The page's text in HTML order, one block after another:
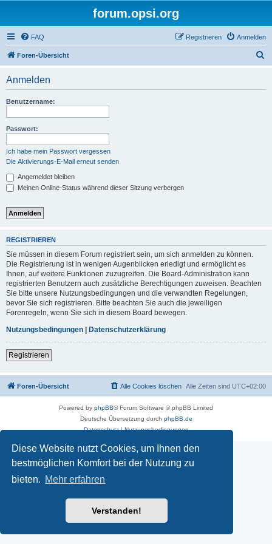
Diese Website nutzt Cookies, um Ihnen den
bestmöglichen Komfort bei der Nutzung zu
bieten. Mehr erfahren
Verstanden!
forum.opsi.org
FAQ Anmelden
Registrieren
Foren-Übersicht
Anmelden
Benutzername:
Passwort:
Ich habe mein Passwort vergessen
Die Aktivierungs-E-Mail erneut senden
Angemeldet bleiben
Meinen Online-Status während dieser Sitzung verbergen
REGISTRIEREN
Sie müssen in diesem Forum registriert sein, um sich anmelden zu können.
Die Registrierung ist in wenigen Augenblicken erledigt und ermöglicht es
Ihnen, auf weitere Funktionen zuzugreifen. Die Board-Administration kann
registrierten Benutzern auch zusätzliche Berechtigungen zuweisen. Beachten
Sie bitte unsere Nutzungsbedingungen und die verwandten Regelungen,
bevor Sie sich registrieren. Bitte beachten Sie auch die jeweiligen
Forenregeln, wenn Sie sich in diesem Board bewegen.
Nutzungsbedingungen | Datenschutzerklärung
Registrieren
Foren-Übersicht Alle Zeiten sind UTC+02:00
Alle Cookies löschen
Powered by phpBB® Forum Software © phpBB Limited
Deutsche Übersetzung durch phpBB.de
Datenschutz|Nutzungsbedingungen